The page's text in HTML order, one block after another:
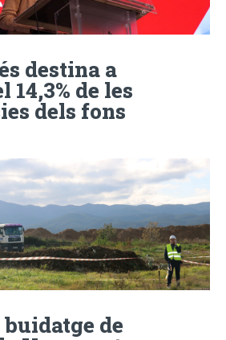
destina a
14,3% de les
dels fons
de